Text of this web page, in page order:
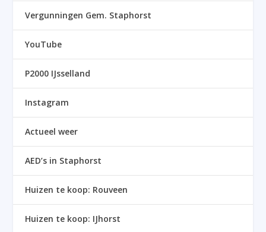
Vergunningen Gem. Staphorst
YouTube
P2000 IJsselland
Instagram
Actueel weer
AED’s in Staphorst
Huizen te koop: Rouveen
Huizen te koop: IJhorst